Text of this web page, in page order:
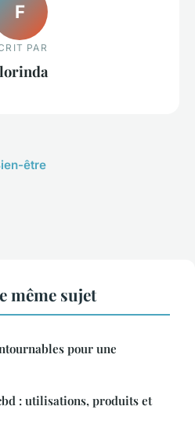
F
PAR
être
même sujet
pour une
: utilisations, produits et